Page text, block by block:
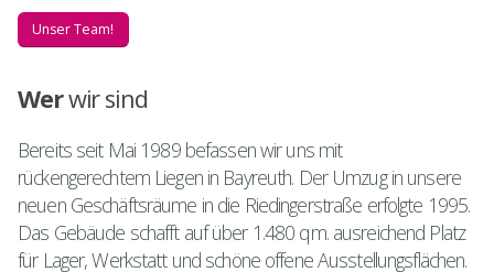
Unser Team!
Werwir sind
Bereits seit Mai 1989 befassen wir uns mit
rückengerechtem Liegen in Bayreuth. Der Umzug in unsere
neuen Geschäftsräume in die Riedingerstraße erfolgte 1995.
Das Gebäude schafft auf über 1.480 qm. ausreichend Platz
für Lager, Werkstatt und schöne offene Ausstellungsflächen.